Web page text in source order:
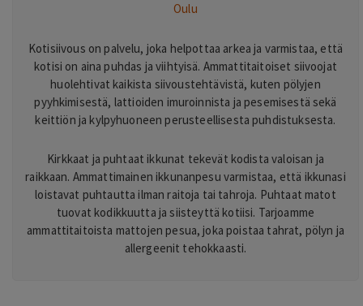
Oulu
Kotisiivous on palvelu, joka helpottaa arkea ja varmistaa, että
kotisi on aina puhdas ja viihtyisä. Ammattitaitoiset siivoojat
huolehtivat kaikista siivoustehtävistä, kuten pölyjen
pyyhkimisestä, lattioiden imuroinnista ja pesemisestä sekä
keittiön ja kylpyhuoneen perusteellisesta puhdistuksesta.
Kirkkaat ja puhtaat ikkunat tekevät kodista valoisan ja
raikkaan. Ammattimainen ikkunanpesu varmistaa, että ikkunasi
loistavat puhtautta ilman raitoja tai tahroja. Puhtaat matot
tuovat kodikkuutta ja siisteyttä kotiisi. Tarjoamme
ammattitaitoista mattojen pesua, joka poistaa tahrat, pölyn ja
allergeenit tehokkaasti.